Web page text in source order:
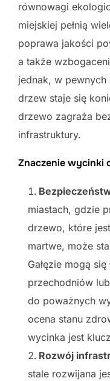
równowagi
miejskiej pełnią
poprawa jakości
a także
jednak, w
drzew staje się
drzewo zagraża
infrastruktury.
Znaczenie wycinki
miastach, gdzie
drzewo, które
martwe, może
Gałęzie mogą
przechodniów
do poważnych
ocena stanu
wycinka jest
Rozwój
stale rozwijana